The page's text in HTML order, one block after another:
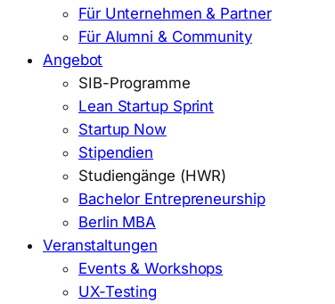
Für Unternehmen & Partner
Für Alumni & Community
Angebot
SIB-Programme
Lean Startup Sprint
Startup Now
Stipendien
Studiengänge (HWR)
Bachelor Entrepreneurship
Berlin MBA
Veranstaltungen
Events & Workshops
UX-Testing